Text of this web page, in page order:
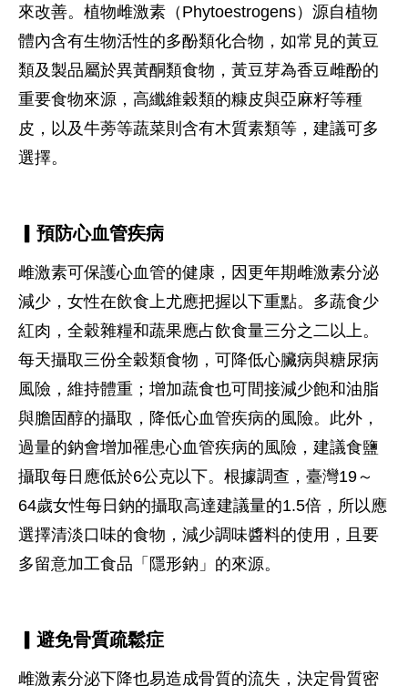
來改善。植物雌激素（Phytoestrogens）源自植物
體內含有生物活性的多酚類化合物，如常見的黃豆
類及製品屬於異黃酮類食物，黃豆芽為香豆雌酚的
重要食物來源，高纖維穀類的糠皮與亞麻籽等種
皮，以及牛蒡等蔬菜則含有木質素類等，建議可多
選擇。
▎預防心血管疾病
雌激素可保護心血管的健康，因更年期雌激素分泌
減少，女性在飲食上尤應把握以下重點。多蔬食少
紅肉，全穀雜糧和蔬果應占飲食量三分之二以上。
每天攝取三份全穀類食物，可降低心臟病與糖尿病
風險，維持體重；增加蔬食也可間接減少飽和油脂
與膽固醇的攝取，降低心血管疾病的風險。此外，
過量的鈉會增加罹患心血管疾病的風險，建議食鹽
攝取每日應低於6公克以下。根據調查，臺灣19～
64歲女性每日鈉的攝取高達建議量的1.5倍，所以應
選擇清淡口味的食物，減少調味醬料的使用，且要
多留意加工食品「隱形鈉」的來源。
▎避免骨質疏鬆症
雌激素分泌下降也易造成骨質的流失，決定骨質密